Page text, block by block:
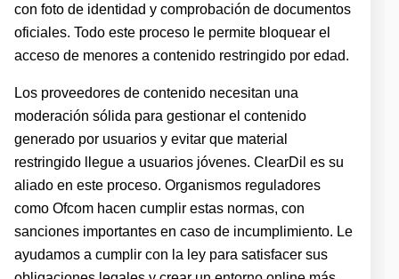
con foto de identidad y comprobación de documentos
oficiales. Todo este proceso le permite bloquear el
acceso de menores a contenido restringido por edad.
Los proveedores de contenido necesitan una
moderación sólida para gestionar el contenido
generado por usuarios y evitar que material
restringido llegue a usuarios jóvenes. ClearDil es su
aliado en este proceso. Organismos reguladores
como Ofcom hacen cumplir estas normas, con
sanciones importantes en caso de incumplimiento. Le
ayudamos a cumplir con la ley para satisfacer sus